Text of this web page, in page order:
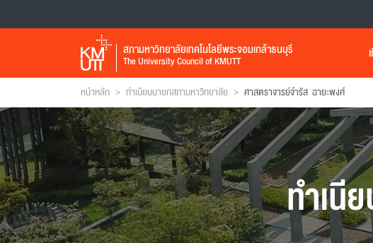
สภามหาวิทยาลัยเทคโนโลยีพระจอมเกล้าธนบุรี
The University Council of KMUTT
หน้าหลัก > ทำเนียบนายกสภามหาวิทยาลัย > ศาสตราจารย์จำรัส ฉายะพงศ์
ทำเนี